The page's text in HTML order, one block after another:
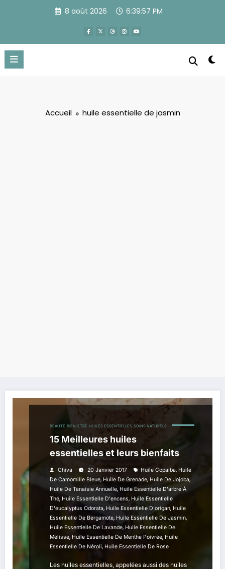
8 août 2026 6:39:57 PM
Accueil huile essentielle de jasmin
BEAUTÉ BIEN-ETRE HUILES ESSENTIELLES SOINS NATURELS
15 Meilleures huiles
essentielles et leurs bienfaits
Chiva 20 Janvier 2017 Huile Copaiba, Huile
De Camomille Bleue, Huile De Grenade, Huile De Jojoba,
Huile De Tanaisie Annuelle, Huile Essentielle D'arbre À
Thé, Huile Essentielle D'encens, Huile Essentielle
D'eucalyptus Odorata, Huile Essentielle D'origan, Huile
Essentielle De Bergamote, Huile Essentielle De Jasmin,
Huile Essentielle De Lavande, Huile Essentielle De
Mélisse, Huile Essentielle De Menthe Poivrée, Huile
Essentielle De Néroli, Huile Essentielle De Rose
Les huiles essentielles, appelées aussi des huiles